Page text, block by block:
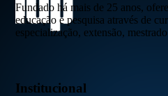
Fundado há mais de 25 anos,
educação e pesquisa através de
especialização, extensão,
Institucional